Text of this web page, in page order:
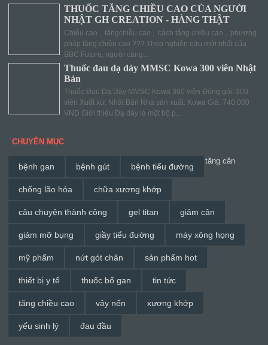
THUỐC TĂNG CHIỀU CAO CỦA NGƯỜI
NHẬT GH CREATION - HÀNG THẬT
Chiều cao , tăngchiều cao , cách tăng chiều cao , phương
pháp tăng chiều cao ??? Theo nghiên cứu mới nhất của
BBC Future, người càng...
Thuốc đau dạ dày MMSC Kowa 300 viên Nhật
Bản
Thuốc Đau Dạ Dày MMSC Kowa 300 viên Đóng gói: 300
viên Xuất xứ: Nhật Bản Nhà sản xuất: Kowa Giá: 740.000
VND Giới thiệu Dạ dày là một bộ p...
CHUYÊN MỤC
bệnh gan bệnh gút bệnh tiểu đường
chống lão hóa chữa xương khớp
câu chuyện thành công gel titan giảm cân
giảm mỡ bụng giầy tiểu đường máy xông họng
mỹ phẩm nứt gót chân sản phẩm hot
thiết bị y tế thuốc bổ gan tin tức
tăng chiều cao
tăng cân
vảy nến xương khớp
yếu sinh lý đau đầu